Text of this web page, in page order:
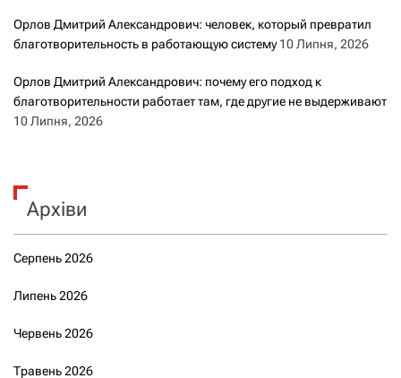
Орлов Дмитрий Александрович: человек, который превратил
благотворительность в работающую систему 10 Липня, 2026
Орлов Дмитрий Александрович: почему его подход к
благотворительности работает там, где другие не выдерживают
10 Липня, 2026
Архіви
Серпень 2026
Липень 2026
Червень 2026
Травень 2026